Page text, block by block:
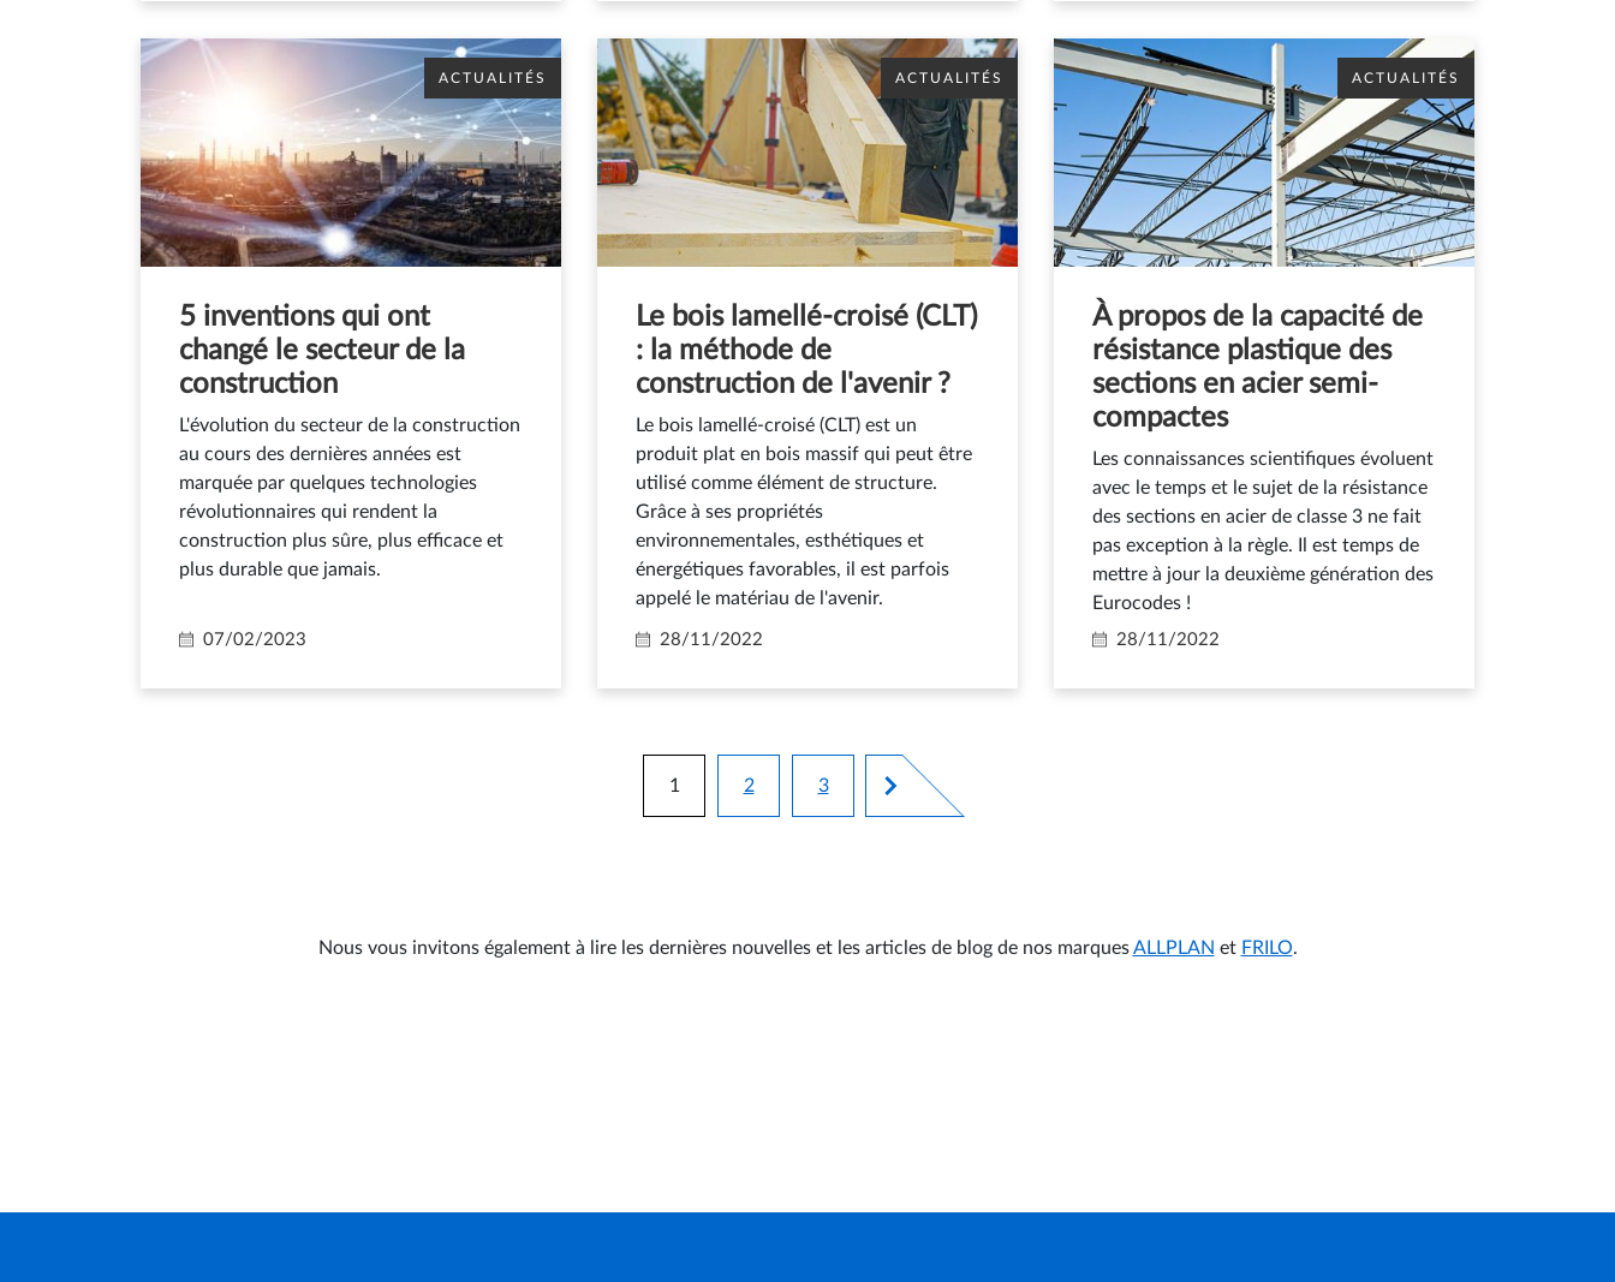
ACTUALITÉS
5 inventions qui ont
changé le secteur de la
construction
L'évolution du secteur de la construction
au cours des dernières années est
marquée par quelques technologies
révolutionnaires qui rendent la
construction plus sûre, plus efficace et
plus durable que jamais.
07/02/2023
ACTUALITÉS
Le bois lamellé-croisé (CLT)
: la méthode de
construction de l'avenir ?
Le bois lamellé-croisé (CLT) est un
produit plat en bois massif qui peut être
utilisé comme élément de structure.
Grâce à ses propriétés
environnementales, esthétiques et
énergétiques favorables, il est parfois
appelé le matériau de l'avenir.
28/11/2022
ACTUALITÉS
À propos de la capacité de
résistance plastique des
sections en acier semi-
compactes
Les connaissances scientifiques évoluent
avec le temps et le sujet de la résistance
des sections en acier de classe 3 ne fait
pas exception à la règle. Il est temps de
mettre à jour la deuxième génération des
Eurocodes !
28/11/2022
Pagination
Page courante
1
Page
2
Page
3
Nous vous invitons également à lire les dernières nouvelles et les articles de blog de nos marquesALLPLAN et FRILO.